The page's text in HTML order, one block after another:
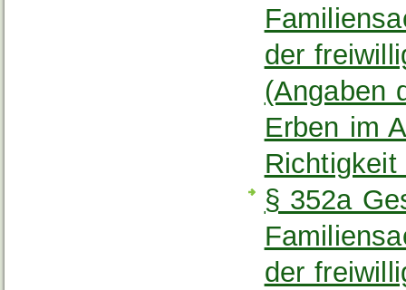
der
(Angaben
Erben im
§ 352a
der